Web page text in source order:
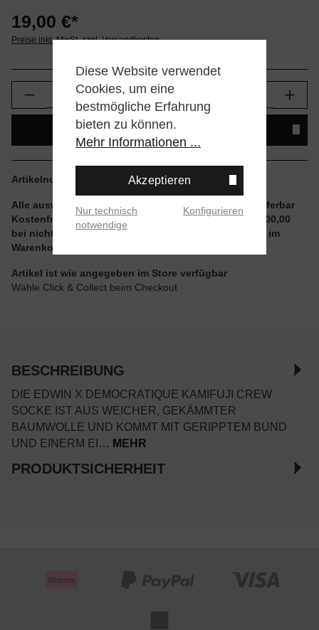
19,00 €*
Preise inkl. MwSt. zzgl. Versandkosten
Produkt Anzahl: Gib den gewünschten
IN DEN WARENKORB
Artikelnummer: I032679-0267
Alle auswählbaren Größen und Artikel sind sofort lieferbar
Kostenfreier Versand ab einem Einkaufswert von € 100,00
bei nicht reduzierten Artikeln und ohne Aktionscode im
Warenkorb
Artikel ist wie angegeben im Store verfügbar
Wähle Click & Collect beim Checkout
BESCHREIBUNG
DIE EDWIN X DEMOCRATIQUE KAMIFUJI CREW
SOCKE IST AUS WEICHER, GEKÄMMTER
BAUMWOLLE UND KOMMT MIT GERIPPTEM BUND
UND EINERM EI… MEHR
PRODUKTSICHERHEIT
Diese Website verwendet
Cookies, um eine
bestmögliche Erfahrung
bieten zu können.
Mehr Informationen ...
Akzeptieren
Nur technisch
notwendige
Konfigurieren